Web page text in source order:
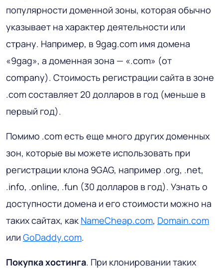
популярности доменной зоны, которая обычно
указывает на характер деятельности или
страну. Например, в 9gag.com имя домена
«9gag», а доменная зона — «.com» (от
company). Стоимость регистрации сайта в зоне
.com составляет 20 долларов в год (меньше в
первый год).
Помимо .com есть еще много других доменных
зон, которые вы можете использовать при
регистрации клона 9GAG, например .org, .net,
.info, .online, .fun (30 долларов в год). Узнать о
доступности домена и его стоимости можно на
таких сайтах, как NameCheap.com, Domain.com
или GoDaddy.com.
Покупка хостинга. При клонировании таких